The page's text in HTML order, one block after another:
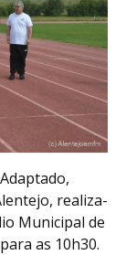
realiza-
Municipal de
as 10h30.